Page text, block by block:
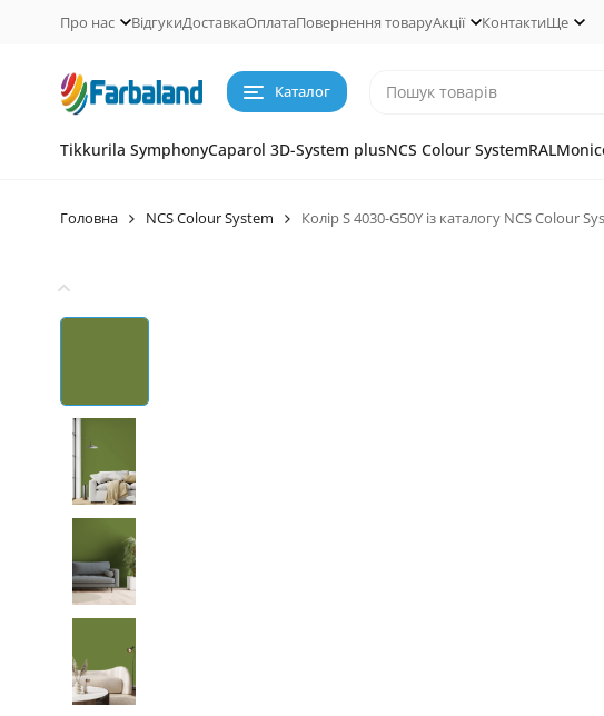
Про нас ВідгукиДоставкаОплатаПовернення товаруАкції КонтактиЩе
Каталог
Tikkurila SymphonyCaparol 3D-System plusNCS Colour SystemRAL
Головна NCS Colour System Колір S 4030-G50Y із каталогу NCS Colour